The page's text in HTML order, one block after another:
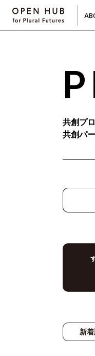
AB
共創プ
共創パ
新